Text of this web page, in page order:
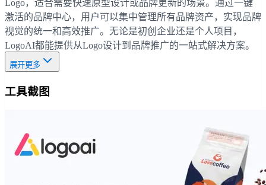
Logo，适合需要快速原型设计或品牌更新的场景。通过一键
激活的品牌中心，用户可以集中管理所有品牌资产，实现品牌
视觉的统一和高效推广。无论是初创企业还是个人项目，
LogoAI都能提供从Logo设计到品牌推广的一站式解决方案。
展开更多
工具截图